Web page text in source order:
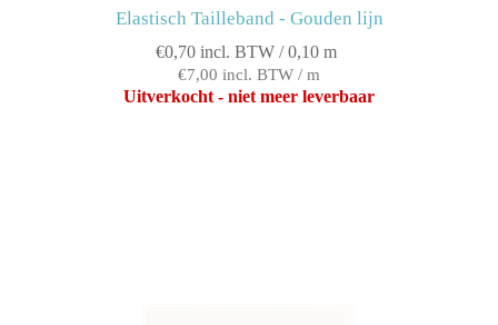
Elastisch Tailleband - Gouden lijn
€0,70 incl. BTW / 0,10 m
€7,00 incl. BTW / m
Uitverkocht - niet meer leverbaar